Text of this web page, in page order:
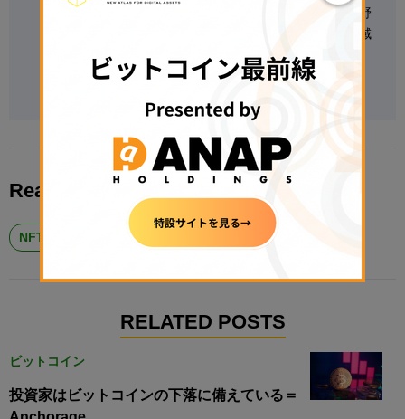
2025年に大学を卒業。現在は暗号資産・Web3分野
をはじめ、IT・金融・自動車・経済・エンタメ領域
など幅広い分野で、取材・執筆・編集を手がける。
Read More About
NFT 金 #ゴールド
RELATED POSTS
ビットコイン
投資家はビットコインの下落に備えている＝